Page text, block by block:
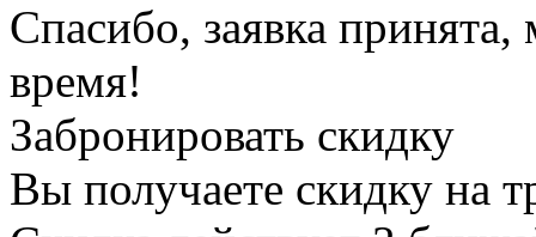
Спасибо, заявка
время!
Забронировать скидку
Вы получаете скидку на